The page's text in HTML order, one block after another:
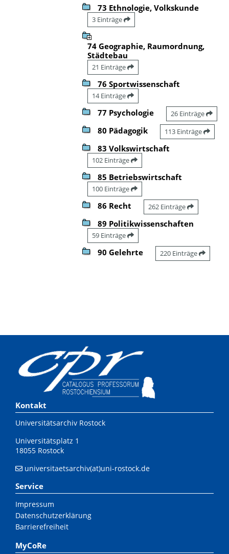
73 Ethnologie, Volkskunde
3 Einträge
74 Geographie, Raumordnung,
Städtebau
21 Einträge
76 Sportwissenschaft
14 Einträge
77 Psychologie 26 Einträge
80 Pädagogik 113 Einträge
83 Volkswirtschaft
102 Einträge
85 Betriebswirtschaft
100 Einträge
86 Recht 262 Einträge
89 Politikwissenschaften
59 Einträge
90 Gelehrte 220 Einträge
Kontakt
Universitätsarchiv Rostock
Universitätsplatz 1
18055 Rostock
universitaetsarchiv(at)uni-rostock.de
Service
Impressum
Datenschutzerklärung
Barrierefreiheit
MyCoRe